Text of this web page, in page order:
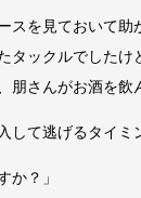
スを見ておいて
タックルでしたけ
朋さんがお酒を飲
して逃げるタイミ
か？」